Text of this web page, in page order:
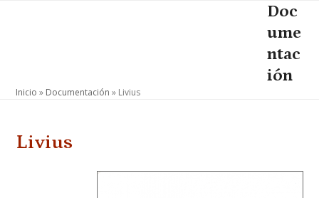
Doc
ume
ntac
ión
Inicio » Documentación » Livius
Livius